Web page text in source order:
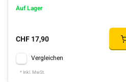
Auf Lager
CHF 17,90
Vergleichen
* Inkl. MwSt.